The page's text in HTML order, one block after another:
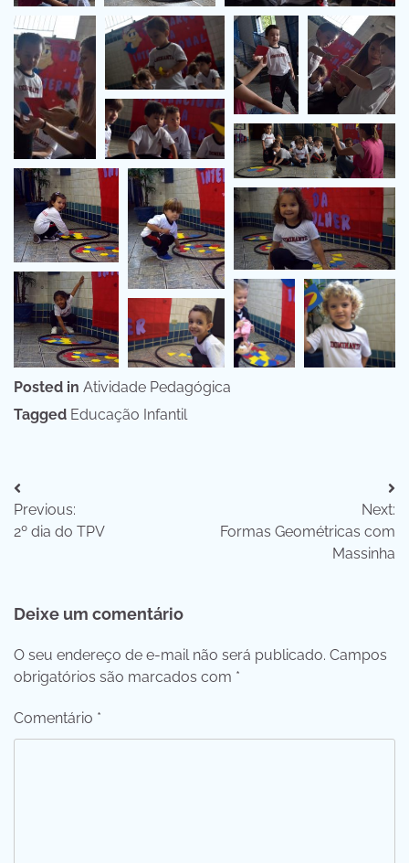
Posted in Atividade Pedagógica
Tagged Educação Infantil
Navegação
de
Previous:
2º dia do TPV
Next:
Formas Geométricas com
Massinha
Deixe um comentário
O seu endereço de e-mail não será publicado. Campos
obrigatórios são marcados com *
Comentário *